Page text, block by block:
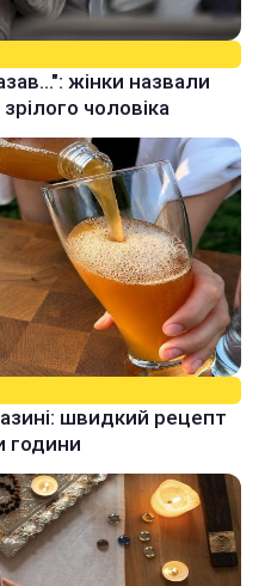
жінки назвали
чоловіка
швидкий рецепт
години